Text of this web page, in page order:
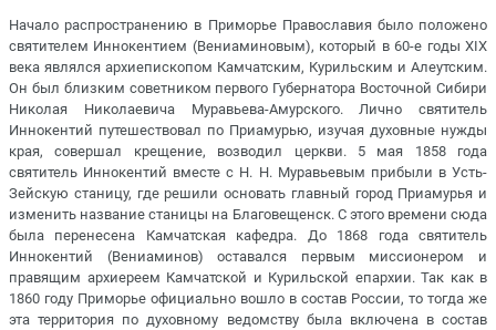
Начало распространению в Приморье Православия было положено
святителем Иннокентием (Вениаминовым), который в 60-е годы XIX
века являлся архиепископом Камчатским, Курильским и Алеутским.
Он был близким советником первого Губернатора Восточной Сибири
Николая Николаевича Муравьева-Амурского. Лично святитель
Иннокентий путешествовал по Приамурью, изучая духовные нужды
края, совершал крещение, возводил церкви. 5 мая 1858 года
святитель Иннокентий вместе с Н. Н. Муравьевым прибыли в Усть-
Зейскую станицу, где решили основать главный город Приамурья и
изменить название станицы на Благовещенск. С этого времени сюда
была перенесена Камчатская кафедра. До 1868 года святитель
Иннокентий (Вениаминов) оставался первым миссионером и
правящим архиереем Камчатской и Курильской епархии. Так как в
1860 году Приморье официально вошло в состав России, то тогда же
эта территория по духовному ведомству была включена в состав